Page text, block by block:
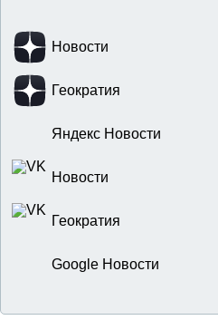
Новости
Геократия
Яндекс Новости
Новости
Геократия
Google Новости